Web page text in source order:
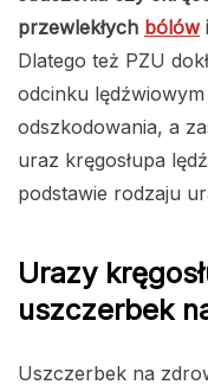
przewlekłych bólówi
Dlatego też PZU
odcinku
odszkodowania, a
uraz kręgosłupa
podstawie rodzaju
Urazy
uszczerbek
Uszczerbek na